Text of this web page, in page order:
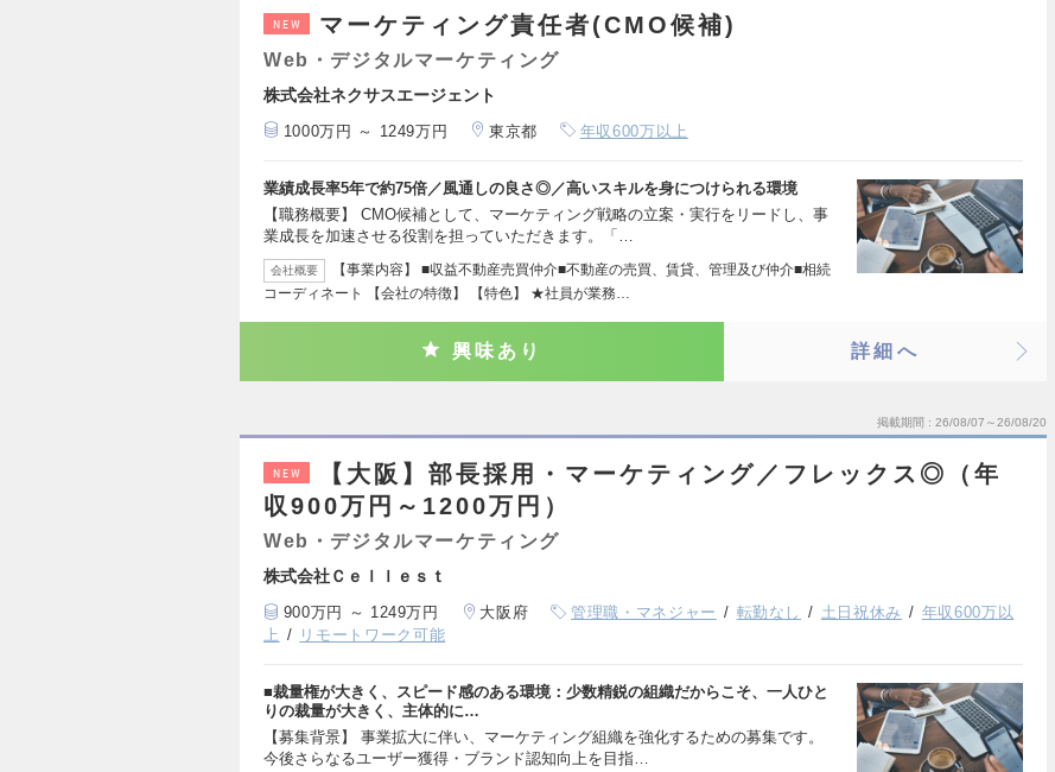
NEW マーケティング責任者(CMO候補)
Web・デジタルマーケティング
株式会社ネクサスエージェント
1000万円 ～ 1249万円 東京都 年収600万以上
業績成長率5年で約75倍／風通しの良さ◎／高いスキルを身につけられる環境
【職務概要】 CMO候補として、マーケティング戦略の立案・実行をリードし、事
業成長を加速させる役割を担っていただきます。「…
会社概要
【事業内容】 ■収益不動産売買仲介■不動産の売買、賃貸、管理及び仲介■相続
コーディネート 【会社の特徴】 【特色】 ★社員が業務…
興味あり 詳細へ
掲載期間 26/08/07～26/08/20
NEW
【大阪】部長採用・マーケティング／フレックス◎（年
収900万円～1200万円）
Web・デジタルマーケティング
株式会社Ｃｅｌｌｅｓｔ
900万円 ～ 1249万円 大阪府 管理職・マネジャー 転勤なし 土日祝休み
年収600万以
上
リモートワーク可能
■裁量権が大きく、スピード感のある環境：少数精鋭の組織だからこそ、一人ひと
りの裁量が大きく、主体的に…
【募集背景】 事業拡大に伴い、マーケティング組織を強化するための募集です。
今後さらなるユーザー獲得・ブランド認知向上を目指…